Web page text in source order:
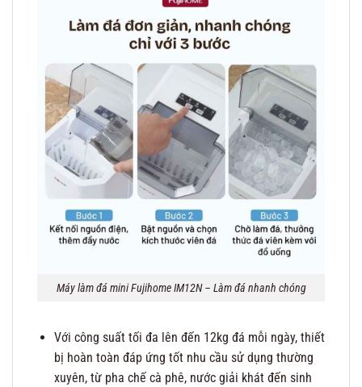
Máy làm đá mini Fujihome IM12N – Làm đá nhanh chóng
Với công suất tối đa lên đến 12kg đá mỗi ngày, thiết
bị hoàn toàn đáp ứng tốt nhu cầu sử dụng thường
xuyên, từ pha chế cà phê, nước giải khát đến sinh